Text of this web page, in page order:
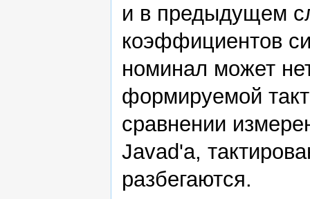
и в предыдущем
коэффициентов
номинал может
формируемой
сравнении
Javad'а,
разбегаются.